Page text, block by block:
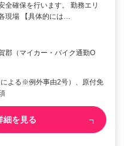
全確保を行います。 勤務エリ
現場 【具体的には…
郡（マイカー・バイク通勤O
よる※例外事由2号）、原付免
細を見る